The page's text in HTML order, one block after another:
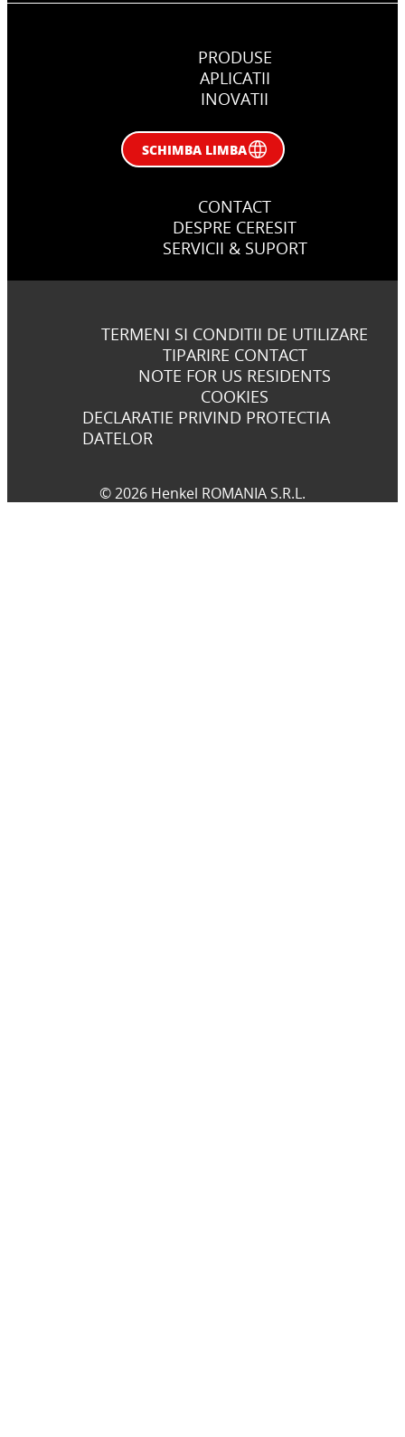
PRODUSE
APLICATII
INOVATII
SCHIMBA LIMBA
CONTACT
DESPRE CERESIT
SERVICII & SUPORT
TERMENI SI CONDITII DE UTILIZARE
TIPARIRE CONTACT
NOTE FOR US RESIDENTS
COOKIES
DECLARATIE PRIVIND PROTECTIA
DATELOR
© 2026 Henkel ROMANIA S.R.L.